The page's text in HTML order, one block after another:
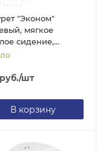
"Эконом"
мягкое
сидение,
метал.каркас
руб./шт
В корзину